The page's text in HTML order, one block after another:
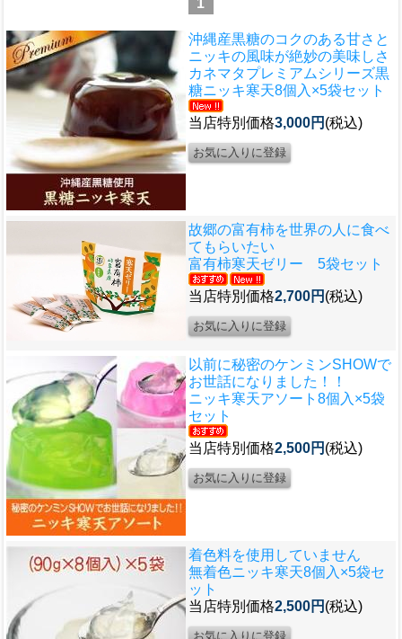
沖縄産黒糖のコクのある甘さと
ニッキの風味が絶妙の美味しさ
カネマタプレミアムシリーズ黒
糖ニッキ寒天8個入×5袋セット
当店特別価格3,000円 (税込)
故郷の富有柿を世界の人に食べ
てもらいたい
富有柿寒天ゼリー 5袋セット
当店特別価格2,700円 (税込)
以前に秘密のケンミンSHOWで
お世話になりました！！
ニッキ寒天アソート8個入×5袋
セット
当店特別価格2,500円 (税込)
着色料を使用していません
無着色ニッキ寒天8個入×5袋セ
ット
当店特別価格2,500円 (税込)